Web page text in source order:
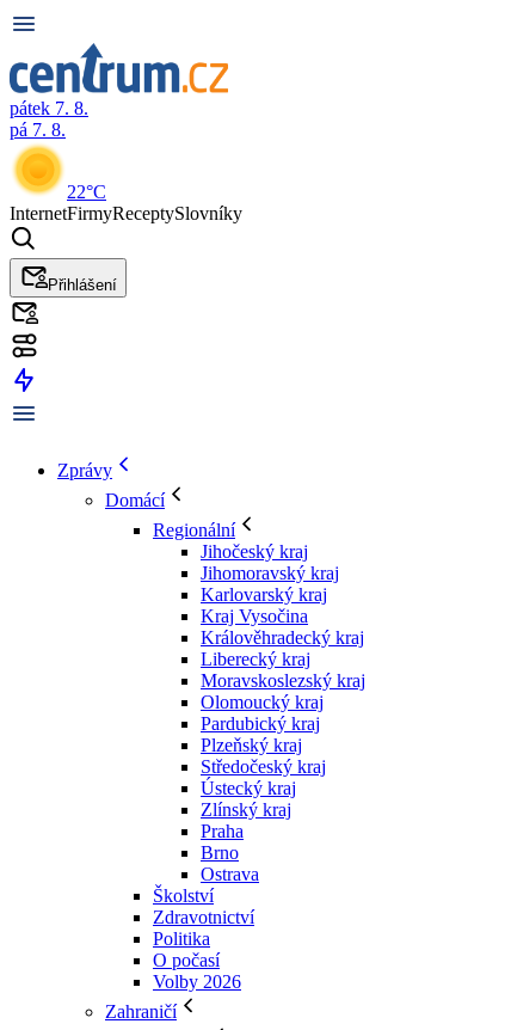
pátek 7. 8.
pá 7. 8.
22°C
InternetFirmyReceptySlovníky
Přihlášení
Zprávy
Domácí
Regionální
Jihočeský kraj
Jihomoravský kraj
Karlovarský kraj
Kraj Vysočina
Králověhradecký kraj
Liberecký kraj
Moravskoslezský kraj
Olomoucký kraj
Pardubický kraj
Plzeňský kraj
Středočeský kraj
Ústecký kraj
Zlínský kraj
Praha
Brno
Ostrava
Školství
Zdravotnictví
Politika
O počasí
Volby 2026
Zahraničí